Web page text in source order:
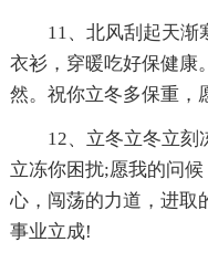
11、北风刮起天渐
衣衫，穿暖吃好保健康
然。祝你立冬多保重，
12、立冬立冬立刻
立冻你困扰;愿我的问
心，闯荡的力道，进取
事业立成!